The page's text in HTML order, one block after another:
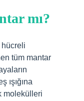
mı?
hücreli
tüm mantar
ışığına
molekülleri